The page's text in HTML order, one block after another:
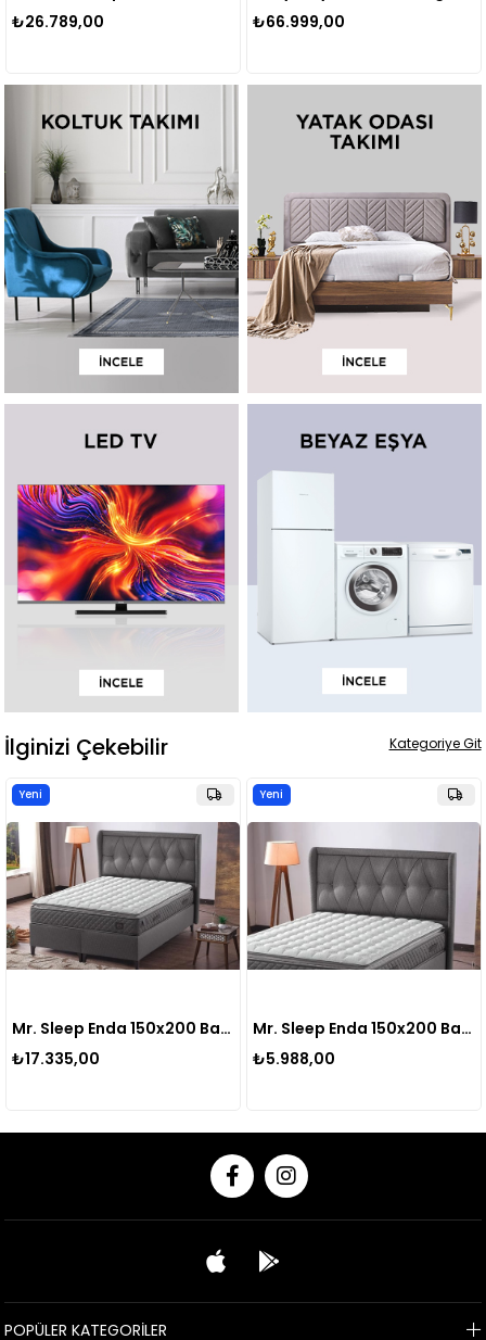
₺26.789,00
₺66.999,00
İlginizi Çekebilir
Mr. Sleep Enda 150x200 Baza
₺17.335,00
Yeni
Mr. Sleep Enda 150x200 Başlık
₺5.988,00
Yeni
Kategoriye Git
POPÜLER KATEGORİLER